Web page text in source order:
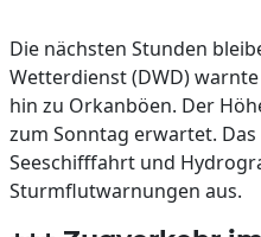
Die nächsten Stunden
Wetterdienst (DWD)
hin zu Orkanböen. Der
zum Sonntag erwartet.
Seeschifffahrt und
Sturmflutwarnungen aus.